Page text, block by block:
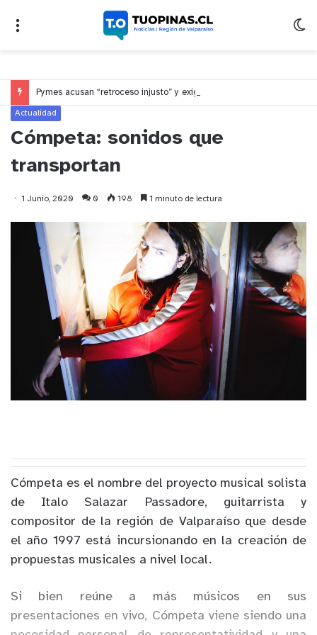
Actualidad
Cómpeta: sonidos que
transportan
1 Junio, 2020 0 198 1 minuto de lectura
Cómpeta es el nombre del proyecto musical solista
de Italo Salazar Passadore, guitarrista y
compositor de la región de Valparaíso que desde
el año 1997 está incursionando en la creación de
propuestas musicales a nivel local.
Si bien reúne a más músicos en sus
presentaciones en vivo, Cómpeta viene siendo una